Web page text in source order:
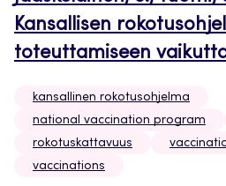
Kansallisen
toteuttamiseen
kansallinen rokotusohjelma
national vaccination program
rokotuskattavuus
vaccinations